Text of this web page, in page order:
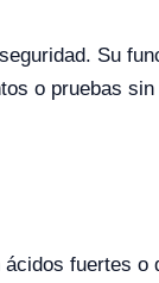
Su
o pruebas
fuertes o